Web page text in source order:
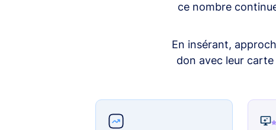
ce nombre
En insérant,
don avec leur